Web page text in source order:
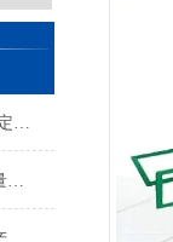
塑料粒子打包机-皮带输送颗粒定量包装秤产品简介
颗粒皮带式25kg秸秆生物质定量包装秤产品简介